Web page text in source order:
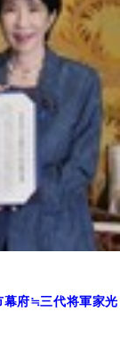
幕府≒三代将軍家光